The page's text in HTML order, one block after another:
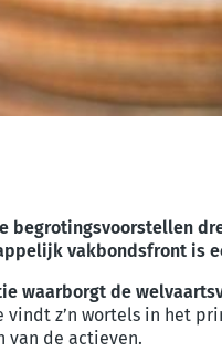
begrotingsvoorstellen
vakbondsfront is
waarborgt de
vindt z’n wortels in het
van de actieven.